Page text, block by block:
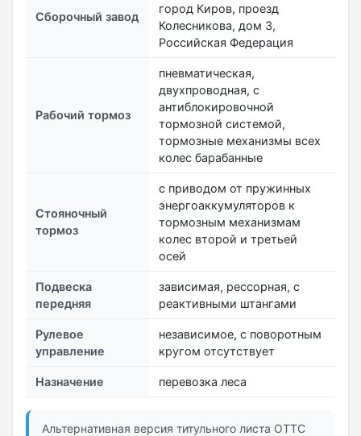
Сборочный завод
город Киров, проезд
Колесникова, дом 3,
Российская Федерация
Рабочий тормоз
пневматическая,
двухпроводная, с
антиблокировочной
тормозной системой,
тормозные механизмы всех
колес барабанные
Стояночный
тормоз
с приводом от пружинных
энергоаккумуляторов к
тормозным механизмам
колес второй и третьей
осей
Подвеска
передняя
зависимая, рессорная, с
реактивными штангами
Рулевое
управление
независимое, с поворотным
кругом отсутствует
Назначение перевозка леса
Альтернативная версия титульного листа ОТТС